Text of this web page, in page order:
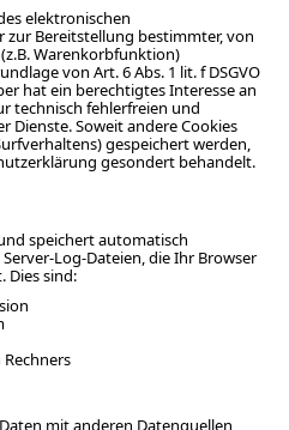
elektronischen
Bereitstellung bestimmter, von
Warenkorbfunktion)
von Art. 6 Abs. 1 lit. f DSGVO
hat ein berechtigtes Interesse an
technisch fehlerfreien und
Dienste. Soweit andere Cookies
gespeichert werden,
gesondert behandelt.
speichert automatisch
Log-Dateien, die Ihr Browser
Dies sind:
mit anderen Datenquellen